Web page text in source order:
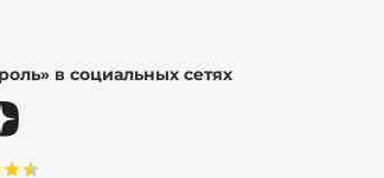
в социальных сетях